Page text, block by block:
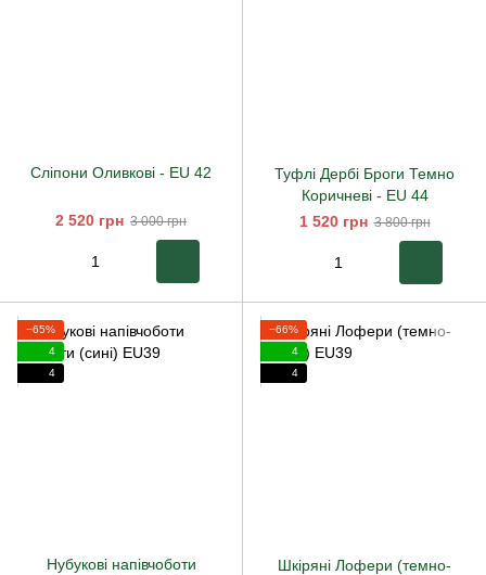
Сліпони Оливкові - EU 42
2 520 грн 3 000 грн
Туфлі Дербі Броги Темно
Коричневі - EU 44
1 520 грн 3 800 грн
−65%
4
4
Нубукові напівчоботи
−66%
4
4
Шкіряні Лофери (темно-